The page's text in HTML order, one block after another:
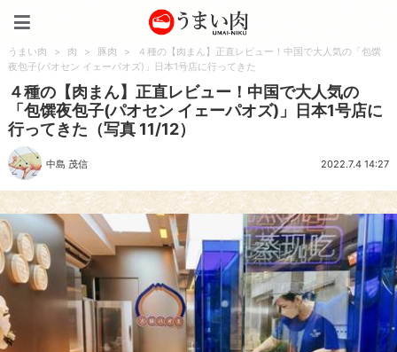
うまい肉 > 肉 > 豚肉 >
４種の【肉まん】正直レビュー！中国で大人気の「包馔
夜包子(パオセン イェーパオズ)」日本1号店に行ってきた
４種の【肉まん】正直レビュー！中国で大人気の
「包馔夜包子(パオセン イェーパオズ)」日本1号店に
行ってきた（写真 11/12）
中島 茂信 2022.7.4 14:27